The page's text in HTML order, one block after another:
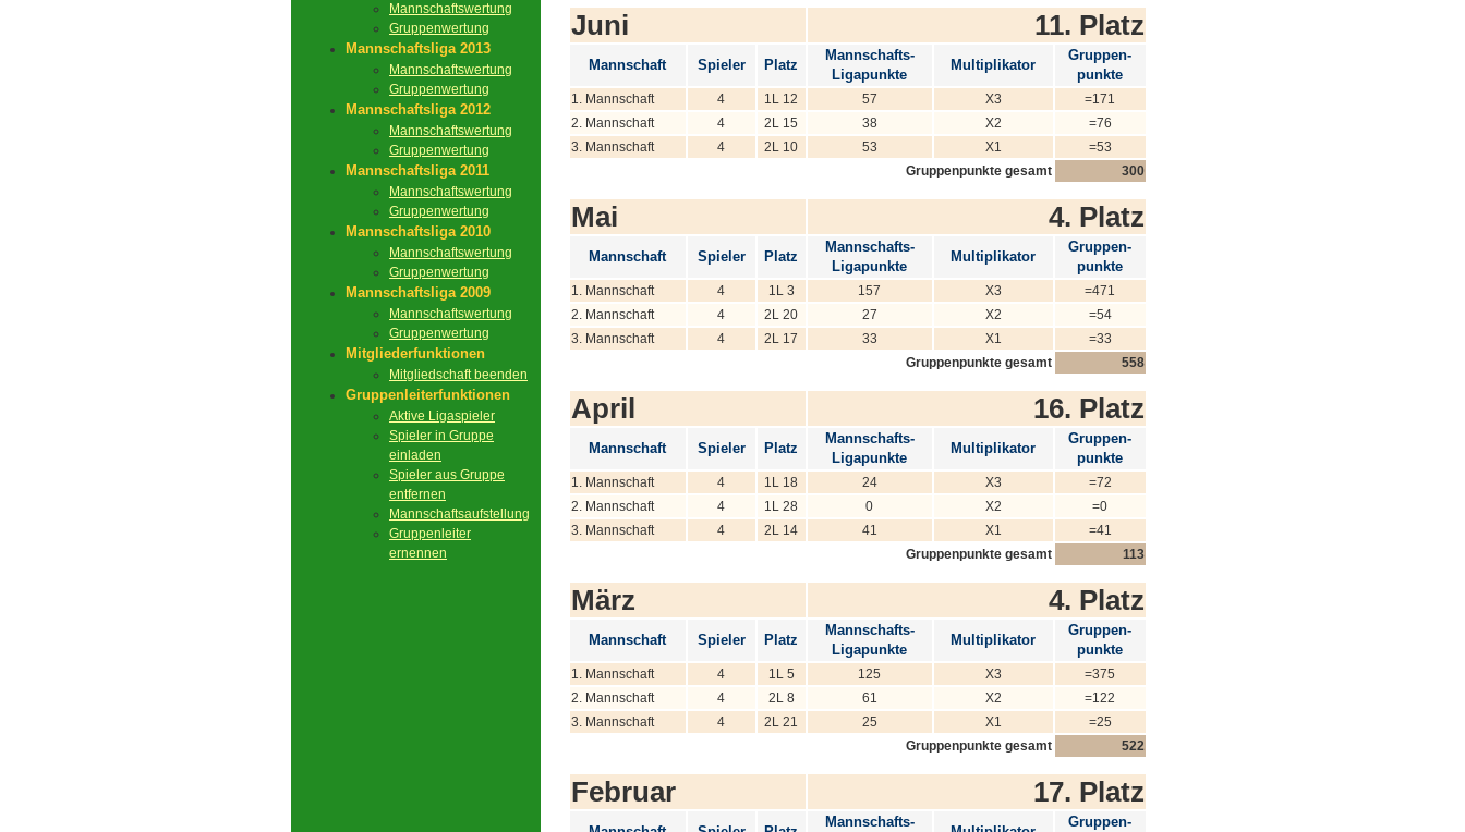
Mannschaftswertung
Gruppenwertung
Mannschaftsliga 2013
Mannschaftswertung
Gruppenwertung
Mannschaftsliga 2012
Mannschaftswertung
Gruppenwertung
Mannschaftsliga 2011
Mannschaftswertung
Gruppenwertung
Mannschaftsliga 2010
Mannschaftswertung
Gruppenwertung
Mannschaftsliga 2009
Mannschaftswertung
Gruppenwertung
Mitgliederfunktionen
Mitgliedschaft beenden
Gruppenleiterfunktionen
Aktive Ligaspieler
Spieler in Gruppe
einladen
Spieler aus Gruppe
entfernen
Mannschaftsaufstellung
Gruppenleiter
ernennen
Juni 11. Platz
Mannschaft Spieler Platz
Mannschafts-
Ligapunkte
Multiplikator
Gruppen-
punkte
1. Mannschaft 4 1L 12 57 X3
=171
2. Mannschaft
4 2L 15 38 X2
=76
3. Mannschaft
4 2L 10 53 X1
=53
Gruppenpunkte gesamt
300
Mai 4. Platz
Mannschaft Spieler Platz
Mannschafts-
Ligapunkte
Multiplikator
Gruppen-
punkte
1. Mannschaft 4 1L 3 157 X3
=471
2. Mannschaft
4 2L 20 27 X2
=54
3. Mannschaft
4 2L 17 33 X1
=33
Gruppenpunkte gesamt
558
April 16. Platz
Mannschaft Spieler Platz
Mannschafts-
Ligapunkte
Multiplikator
Gruppen-
punkte
1. Mannschaft 4 1L 18 24 X3
=72
2. Mannschaft
4 1L 28 0 X2
=0
3. Mannschaft
4 2L 14 41 X1
=41
Gruppenpunkte gesamt
113
März 4. Platz
Mannschaft Spieler Platz
Mannschafts-
Ligapunkte
Multiplikator
Gruppen-
punkte
1. Mannschaft 4 1L 5 125 X3
=375
2. Mannschaft
4 2L 8 61 X2
=122
3. Mannschaft
4 2L 21 25 X1
=25
Gruppenpunkte gesamt
522
Februar 17. Platz
Mannschafts- Gruppen-